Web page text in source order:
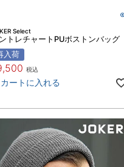
Select
トレチャートPUボストンバッグ
入荷
税込
カートに入れる